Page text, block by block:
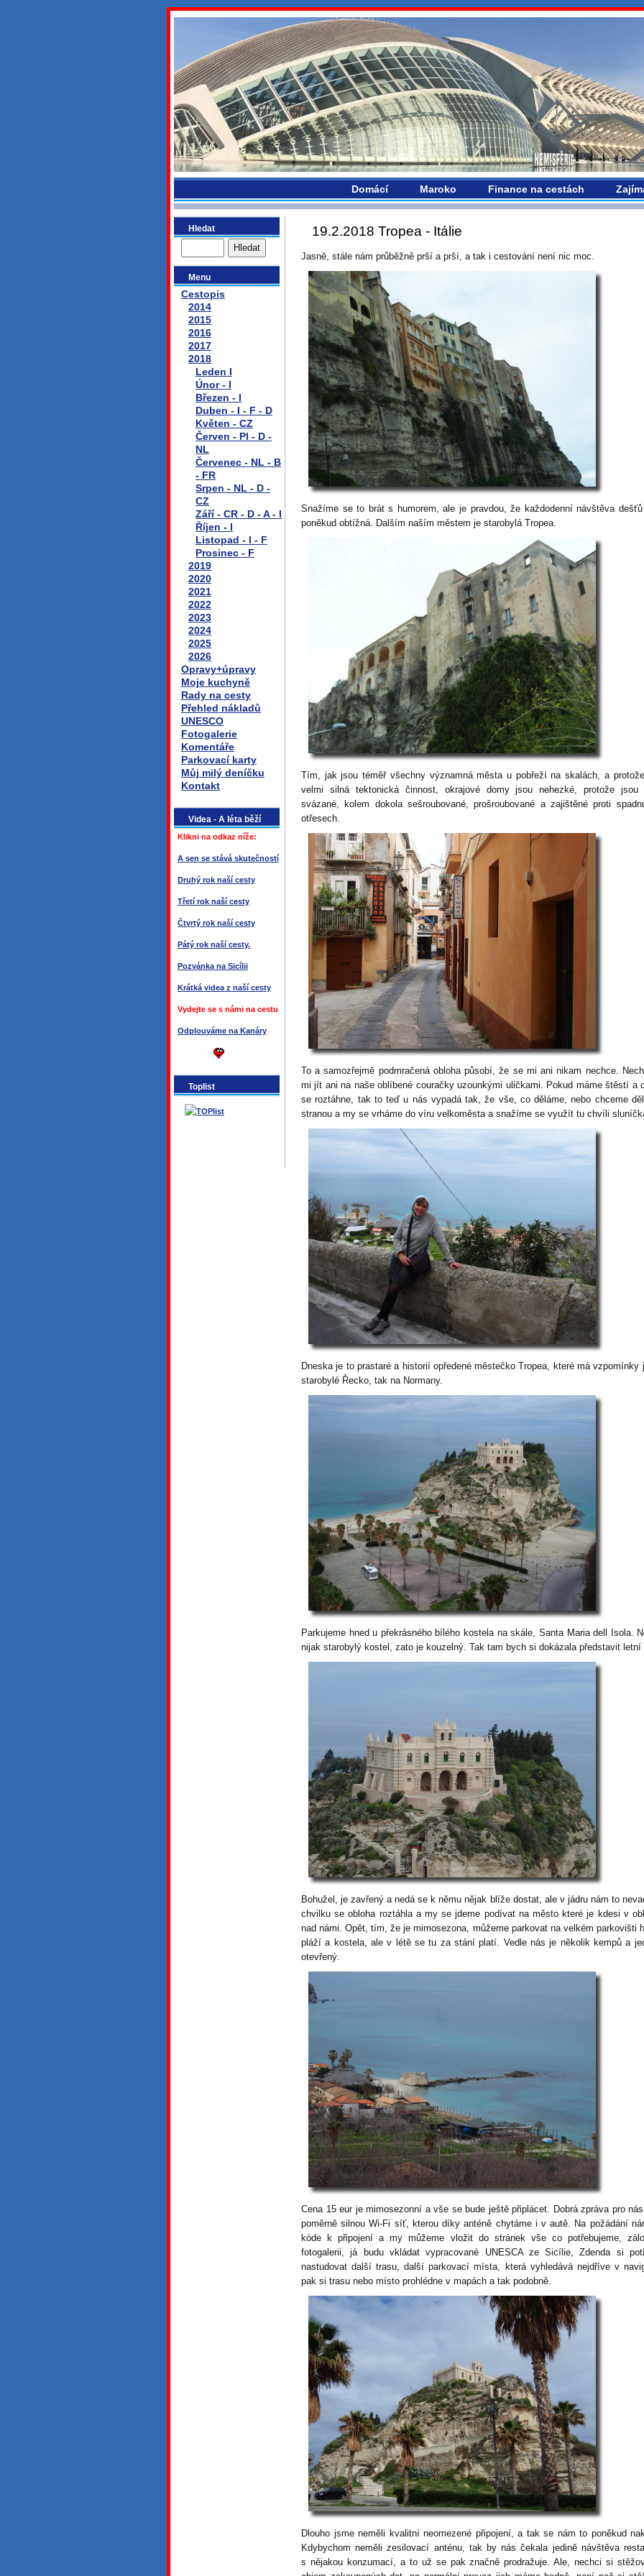
bydlikemevropou.com
Domácí Maroko Finance na cestách
Hledat
Menu
Cestopis
2014
2015
2016
2017
2018
Leden I
Únor - I
Březen - I
Duben - I - F - D
Květen - CZ
Červen - Pl - D -
NL
Červenec - NL - B
- FR
Srpen - NL - D -
CZ
Září - CR - D - A - I
Říjen - I
Listopad - I - F
Prosinec - F
2019
2020
2021
2022
2023
2024
2025
2026
Opravy+úpravy
Moje kuchyně
Rady na cesty
Přehled nákladů
UNESCO
Fotogalerie
Komentáře
Parkovací karty
Můj milý deníčku
Kontakt
Videa - A léta běží
Klikni na odkaz níže:
A sen se stává skutečností
Druhý rok naší cesty
Třetí rok naší cesty
Čtvrtý rok naší cesty
Pátý rok naší cesty.
Pozvánka na Sicílii
Krátká videa z naší cesty
Vydejte se s námi na cestu
Odplouváme na Kanáry
Toplist
19.2.2018 Tropea - Itálie
Jasně, stále nám průběžně prší a prší, a tak i cestování není nic moc.
Snažíme se to brát s humorem, ale je pravdou, že každodenní návštěva
poněkud obtížná. Dalším naším městem je starobylá Tropea.
Tím, jak jsou téměř všechny významná města u pobřeží na skalách, a
velmi silná tektonická činnost, okrajové domy jsou nehezké, protože jsou
svázané, kolem dokola sešroubované, prošroubované a zajištěné proti
otřesech.
To a samozřejmě podmračená obloha působí, že se mi ani nikam nechce.
mi jít ani na naše oblíbené couračky uzounkými uličkami. Pokud máme štěstí a
se roztáhne, tak to teď u nás vypadá tak, že vše, co děláme, nebo chceme
stranou a my se vrháme do víru velkoměsta a snažíme se využít tu chvíli
Dneska je to prastaré a historií opředené městečko Tropea, které má vzpomínky
starobylé Řecko, tak na Normany.
Parkujeme hned u překrásného bílého kostela na skále, Santa Maria dell Isola.
nijak starobylý kostel, zato je kouzelný. Tak tam bych si dokázala představit letní
Bohužel, je zavřený a nedá se k němu nějak blíže dostat, ale v jádru nám to
chvilku se obloha roztáhla a my se jdeme podívat na město které je kdesi v
nad námi. Opět, tím, že je mimosezona, můžeme parkovat na velkém parkovišti
pláží a kostela, ale v létě se tu za stání platí. Vedle nás je několik kempů a
otevřený.
Cena 15 eur je mimosezonní a vše se bude ještě připlácet. Dobrá zpráva pro
poměrně silnou Wi-Fi síť, kterou díky anténě chytáme i v autě. Na požádání
kóde k připojení a my můžeme vložit do stránek vše co potřebujeme,
fotogalerii, já budu vkládat vypracované UNESCA ze Sicílie, Zdenda si
nastudovat další trasu, další parkovací místa, která vyhledává nejdříve v
pak si trasu nebo místo prohlédne v mapách a tak podobně.
Dlouho jsme neměli kvalitní neomezené připojení, a tak se nám to poněkud
Kdybychom neměli zesilovací anténu, tak by nás čekala jedině návštěva
s nějakou konzumací, a to už se pak značně prodražuje. Ale, nechci si